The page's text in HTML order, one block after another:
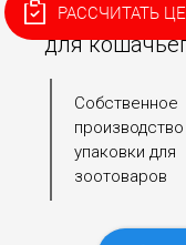
Оперативно
для
Собственное
производство
упаковки для
зоотоваров
РАССЧИТАТЬ